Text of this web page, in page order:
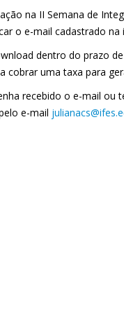
na II Semana de
o e-mail cadastrado
dentro do prazo
cobrar uma taxa para
recebido o e-mail ou
e-mail